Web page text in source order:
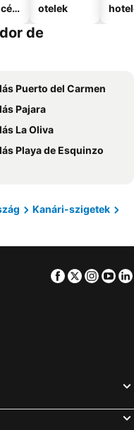
otelek
de
Puerto del Carmen
Pajara
La Oliva
Playa de Esquinzo
Kanári-szigetek
Facebook
Twitter